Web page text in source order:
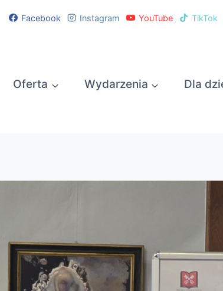
Facebook Instagram YouTube TikTok
Oferta Wydarzenia Dla